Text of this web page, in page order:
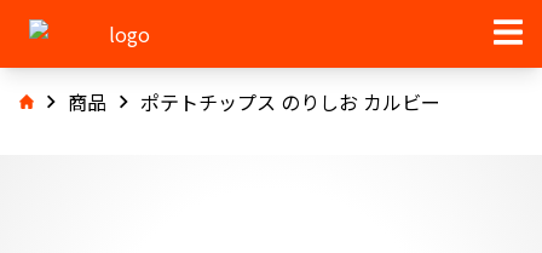
商品 ポテトチップス のりしお カルビー